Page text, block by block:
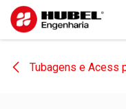
Pular para o conteúdo
Tubagens e Acess